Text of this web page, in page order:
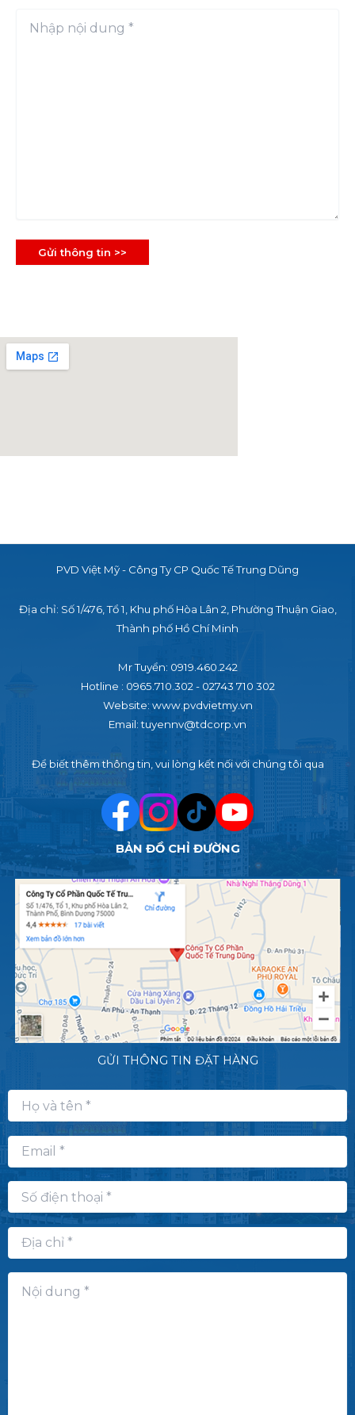
PVD Việt Mỹ - Công Ty CP Quốc Tế Trung Dũng
Địa chỉ: Số 1/476, Tổ 1, Khu phố Hòa Lân 2, Phường Thuận Giao,
Thành phố Hồ Chí Minh
Mr Tuyển: 0919.460.242
Hotline : 0965.710.302 - 02743 710 302
Website: www.pvdvietmy.vn
Email: tuyennv@tdcorp.vn
Để biết thêm thông tin, vui lòng kết nối với chúng tôi qua
BẢN ĐỒ CHỈ ĐƯỜNG
GỬI THÔNG TIN ĐẶT HÀNG